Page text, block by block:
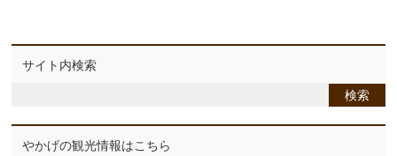
サイト内検索
やかげの観光情報はこちら